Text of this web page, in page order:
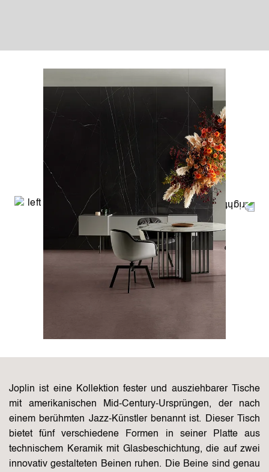
Joplin ist eine Kollektion fester und ausziehbarer Tische
mit amerikanischen Mid-Century-Ursprüngen, der nach
einem berühmten Jazz-Künstler benannt ist. Dieser Tisch
bietet fünf verschiedene Formen in seiner Platte aus
technischem Keramik mit Glasbeschichtung, die auf zwei
innovativ gestalteten Beinen ruhen. Die Beine sind genau